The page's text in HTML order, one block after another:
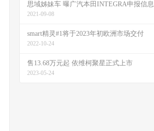
思域姊妹车 曝广汽本田INTEGRA申报信息
2021-09-08
smart精灵#1将于2023年初欧洲市场交付
2022-10-24
售13.68万元起 依维柯聚星正式上市
2023-05-24